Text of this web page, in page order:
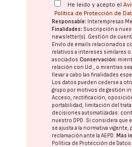
He leído y acepto el
Política de Protección de
Responsable: Interempresas
Finalidades: Suscripción a
newsletter(s). Gestión de
Envío de emails relacionados
relativos a intereses similares o
asociados.Conservación:
relación con Ud., o mientras
llevar a cabo las finalidades
Los datos pueden cederse a
grupo por motivos de gestión
Acceso, rectificación,
portabilidad, limitación del
decisiones automatizadas:
nuestro DPD. Si considera que
se ajusta a la normativa vigente,
reclamación ante laAEPD.Más
Política de Protección de Datos